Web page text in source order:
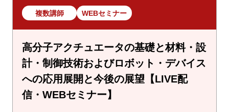
複数講師 WEBセミナー
高分子アクチュエータの基礎と材料・設
計・制御技術およびロボット・デバイス
への応用展開と今後の展望【LIVE配
信・WEBセミナー】